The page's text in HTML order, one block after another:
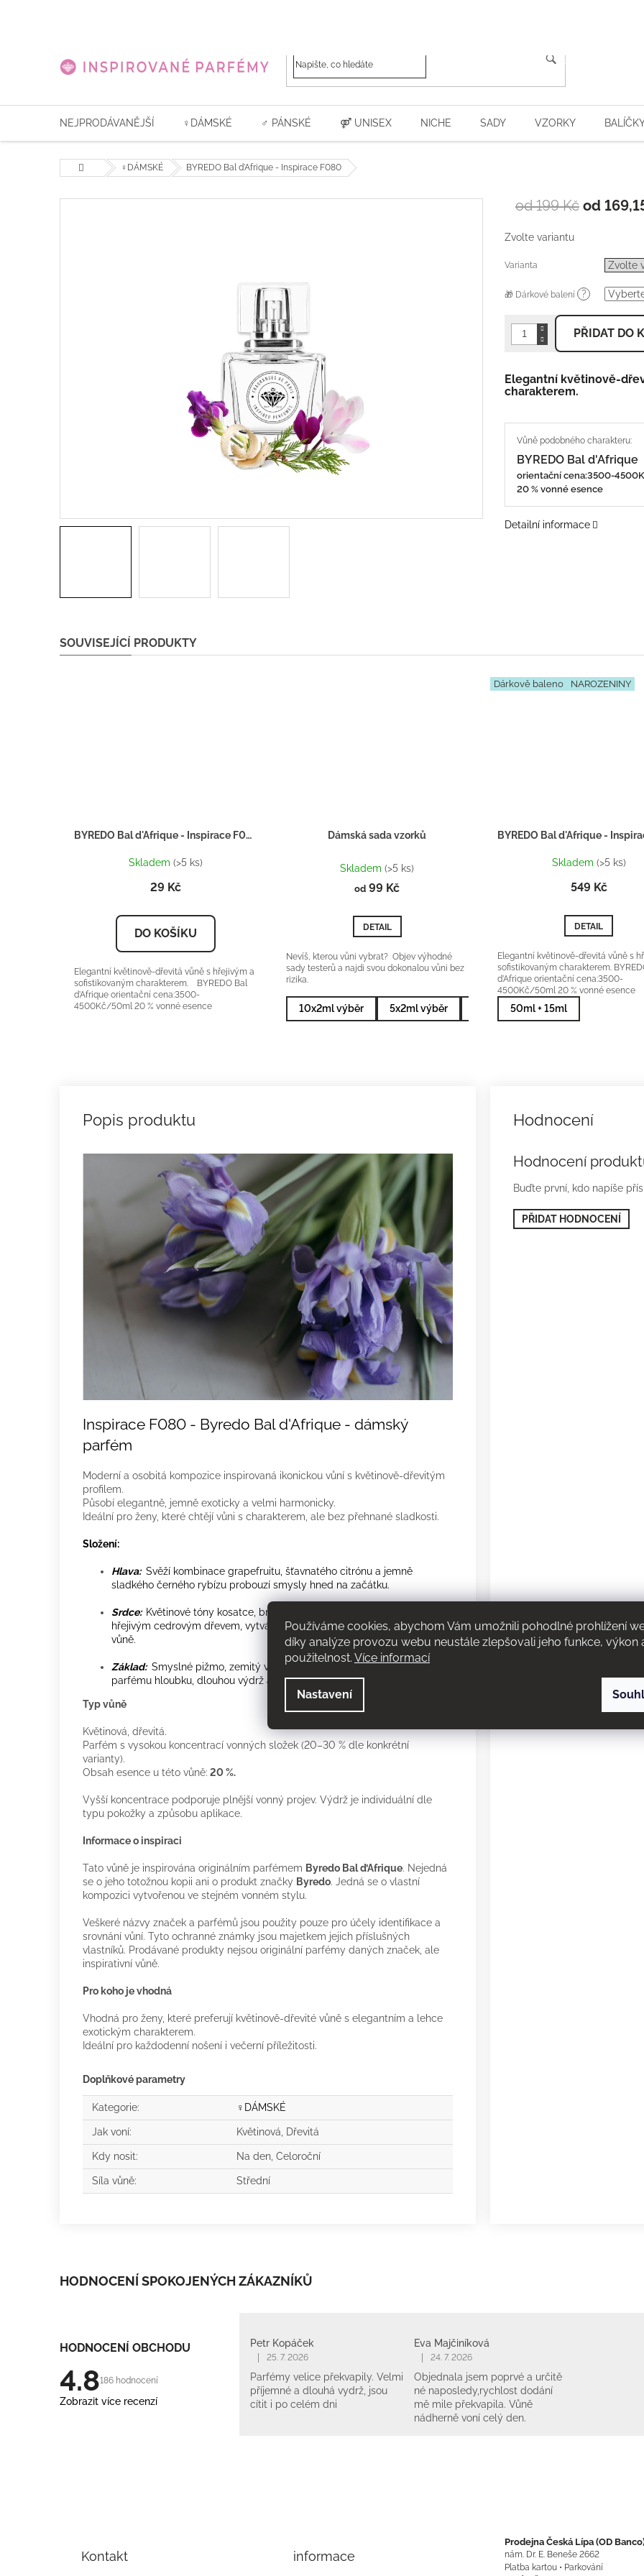
Používáme cookies, abychom Vám umožnili pohodlné prohlížení
díky analýze provozu webu neustále zlepšovali jeho funkce, výkon a
použitelnost.Více informací
Nastavení
HLEDAT
NEJPRODÁVANĚJŠÍ ♀️DÁMSKÉ ♂ PÁNSKÉ ⚤ UNISEX NICHE SADY VZORKY
Domů♀️DÁMSKÉ BYREDO Bal d'Afrique - Inspirace F080
od 199 Kč od
Zvolte variantu
Varianta
🎁 Dárkové balení ?
PŘIDAT DO
Elegantní květinově-
charakterem.
BYREDO Bal d'Afrique
orientační cena:3500-
20 % vonné esence
Detailní informace
SOUVISEJÍCÍ PRODUKTY
Skladem (>5 ks)
29 Kč
DO KOŠÍKU
Elegantní květinově-dřevitá vůně s hřejivým a
sofistikovaným charakterem. BYREDO Bal
d'Afrique orientační cena:3500-
4500Kč/50ml 20 % vonné esence
Dámská sada vzorků
hodnocení
produktu
je
z
5
Skladem (>5 ks)
od 99 Kč
DETAIL
Nevíš, kterou vůni vybrat? Objev výhodné
sady testerů a najdi svou dokonalou vůni bez
rizika.
10x2ml výběr 5x2ml výběr 10x2ml nejprodávanější
Dárkově baleno NAROZENINY
Skladem (>5 ks)
549 Kč
DETAIL
Elegantní květinově-dřevitá vůně s
sofistikovaným charakterem.
d'Afrique orientační cena:3500-
4500Kč/50ml 20 % vonné esence
50ml + 15ml
Inspirace F080 - Byredo Bal d'Afrique - dámský
parfém
Moderní a osobitá kompozice inspirovaná ikonickou vůní s květinově-dřevitým
profilem.
Působí elegantně, jemně exoticky a velmi harmonicky.
Ideální pro ženy, které chtějí vůni s charakterem, ale bez přehnané sladkosti.
Složení:
Hlava: Svěží kombinace grapefruitu, šťavnatého citrónu a jemně
sladkého černého rybízu probouzí smysly hned na začátku.
Srdce: Květinové tóny kosatce, bramboříku a jasmínu se snoubí s
hřejivým cedrovým dřevem, vytvářejíce elegantní a vyvážené srdce
vůně.
Základ: Smyslné pižmo, zemitý vetiver a opět cedrové dřevo dodávají
parfému hloubku, dlouhou výdrž a nezaměnitelný charakter.
Typ vůně
Květinová, dřevitá.
Parfém s vysokou koncentrací vonných složek (20–30 % dle konkrétní
varianty).
Obsah esence u této vůně: 20 %.
Vyšší koncentrace podporuje plnější vonný projev. Výdrž je individuální dle
typu pokožky a způsobu aplikace.
Informace o inspiraci
Tato vůně je inspirována originálním parfémem Byredo Bal d’Afrique . Nejedná
se o jeho totožnou kopii ani o produkt značky Byredo . Jedná se o vlastní
kompozici vytvořenou ve stejném vonném stylu.
Veškeré názvy značek a parfémů jsou použity pouze pro účely identifikace a
srovnání vůní. Tyto ochranné známky jsou majetkem jejich příslušných
vlastníků. Prodávané produkty nejsou originální parfémy daných značek, ale
inspirativní vůně.
Pro koho je vhodná
Vhodná pro ženy, které preferují květinově-dřevité vůně s elegantním a lehce
exotickým charakterem.
Ideální pro každodenní nošení i večerní příležitosti.
Doplňkové parametry
Kategorie: ♀️DÁMSKÉ
Jak voní: Květinová, Dřevitá
Kdy nosit: Na den, Celoroční
Síla vůně: Střední
Hodnocení
Buďte první, kdo napíše
PŘIDAT HODNOCENÍ
HODNOCENÍ SPOKOJENÝCH ZÁKAZNÍKŮ
HODNOCENÍ OBCHODU
4.8186 hodnocení
Zobrazit více recenzí
Petr Kopáček
|
25. 7. 2026
Parfémy velice překvapily. Velmi
příjemné a dlouhá vydrž, jsou
cítit i po celém dni
Eva Majčiníková
|
24. 7. 2026
Objednala jsem poprvé a určitě
né naposledy,rychlost dodání
mě mile překvapila. Vůně
nádherně voní celý den.
Kontakt informace
Prodejna Česká Lípa (OD
nám. Dr. E. Beneše 2662
Platba kartou • Parkování